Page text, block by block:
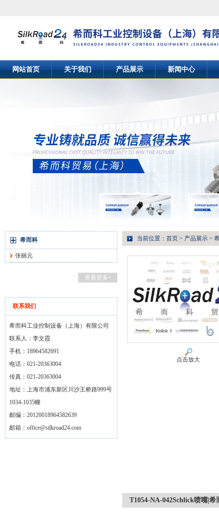
网站首页 关于我们 产品展示 新闻中心
希而科
张丽元
查看更多+
联系我们
希而科工业控制设备（上海）有限公司
联系人：李文霞
手机：18964582691
电话：021-20363004
传真：021-20363004
地址：上海市浦东新区川沙王桥路999号
1034-1035幢
邮编：20120018964582639
邮箱： office@silkroad24.com
当前位置： 首页 > 产品展示 >
点击放大
T1054-NA-042Schlick喷嘴|